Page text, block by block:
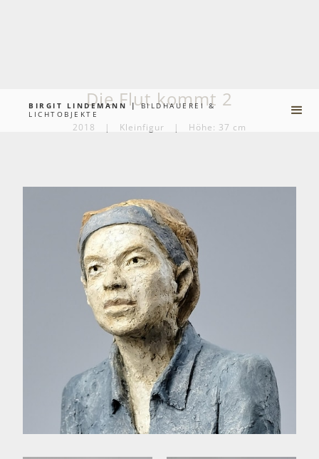
BIRGIT LINDEMANN |BILDHAUEREI &
LICHTOBJEKTE
Die Flut kommt 2
2018 | Kleinfigur | Höhe: 37 cm